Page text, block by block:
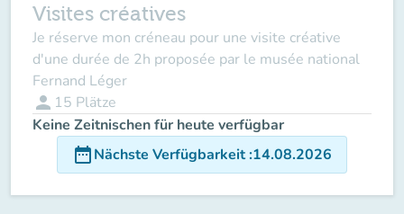
Visites créatives
Je réserve mon créneau pour une visite créative
d'une durée de 2h proposée par le musée national
Fernand Léger
person 15 Plätze
Keine Zeitnischen für heute verfügbar
date_rangeNächste Verfügbarkeit:14.08.2026